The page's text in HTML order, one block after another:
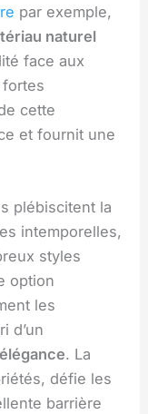
par exemple,
naturel
face aux
cette
et fournit une
plébiscitent la
intemporelles,
styles
option
les
d’un
. La
défie les
barrière